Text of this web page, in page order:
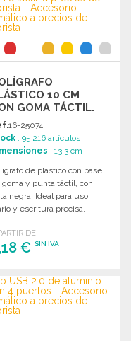
Solicitar un presupuesto
10 CM
GOMA TÁCTIL.
16-25074
: 95 216 artículos
: 13.3 cm
de plástico con base
goma y punta táctil, con
negra. Ideal para uso
y escritura precisa.
DE
€SIN IVA
PEDIR
Solicitar un presupuesto